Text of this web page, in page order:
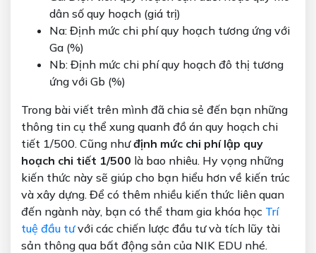
dân số quy hoạch (giá trị)
Na: Định mức chi phí quy hoạch tương ứng với
Ga (%)
Nb: Định mức chi phí quy hoạch đô thị tương
ứng với Gb (%)
Trong bài viết trên mình đã chia sẻ đến bạn những
thông tin cụ thể xung quanh đồ án quy hoạch chi
tiết 1/500. Cũng nhưđịnh mức chi phí lập quy
hoạch chi tiết 1/500 là bao nhiêu. Hy vọng những
kiến thức này sẽ giúp cho bạn hiểu hơn về kiến trúc
và xây dựng. Để có thêm nhiều kiến thức liên quan
đến ngành này, bạn có thể tham gia khóa học Trí
tuệ đầu tưvới các chiến lược đầu tư và tích lũy tài
sản thông qua bất động sản của NIK EDU nhé.